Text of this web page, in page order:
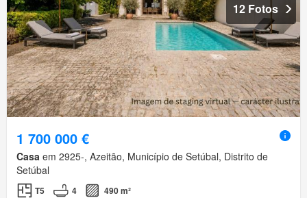
12 Fotos
1 700 000 €
Casa em 2925-, Azeitão, Município de Setúbal, Distrito de
Setúbal
T5 4 490 m²